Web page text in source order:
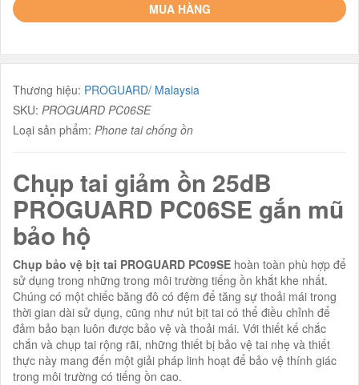
MUA HÀNG
Thương hiệu: PROGUARD/ Malaysia
SKU: PROGUARD PC06SE
Loại sản phẩm: Phone tai chống ồn
Chụp tai giảm ồn 25dB
PROGUARD PC06SE gắn mũ
bảo hộ
Chụp bảo vệ bịt tai PROGUARD PC09SE hoàn toàn phù hợp để
sử dụng trong những trong môi trường tiếng ồn khắt khe nhất.
Chúng có một chiếc băng đô có đệm để tăng sự thoải mái trong
thời gian dài sử dụng, cũng như nút bịt tai có thể điều chỉnh để
đảm bảo bạn luôn được bảo vệ và thoải mái. Với thiết kế chắc
chắn và chụp tai rộng rãi, những thiết bị bảo vệ tai nhẹ và thiết
thực này mang đến một giải pháp linh hoạt để bảo vệ thính giác
trong môi trường có tiếng ồn cao.